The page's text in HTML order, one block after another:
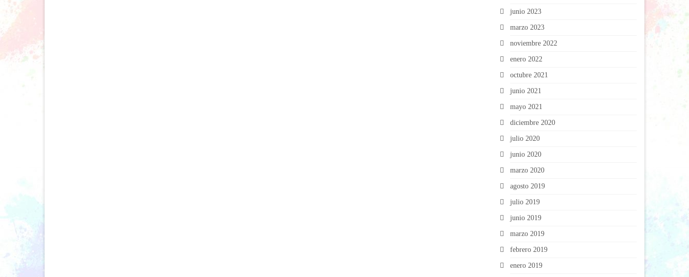
junio 2023
marzo 2023
noviembre 2022
enero 2022
octubre 2021
junio 2021
mayo 2021
diciembre 2020
julio 2020
junio 2020
marzo 2020
agosto 2019
julio 2019
junio 2019
marzo 2019
febrero 2019
enero 2019